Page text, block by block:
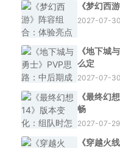
《梦幻西
2027-07-30
《地下城
么定
2027-07-30
《最终幻
畅
2027-07-29
《穿越火